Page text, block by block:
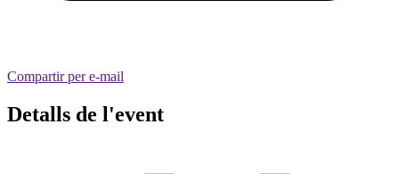
Compartir per e-mail
Detalls de l'event